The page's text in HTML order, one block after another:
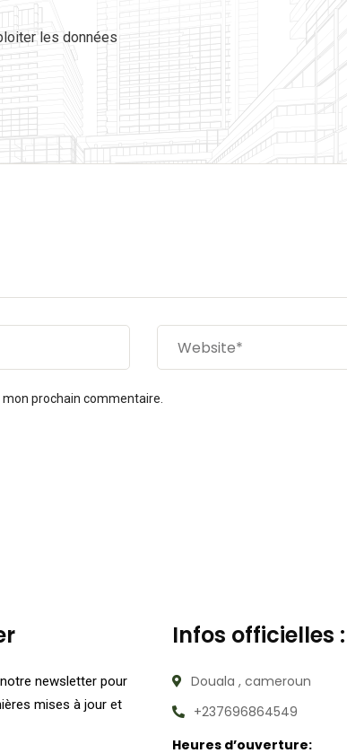
les données
prochain commentaire.
newsletter pour
mises à jour et
Infos officielles :
Douala , cameroun
+237696864549
Heures d’ouverture: